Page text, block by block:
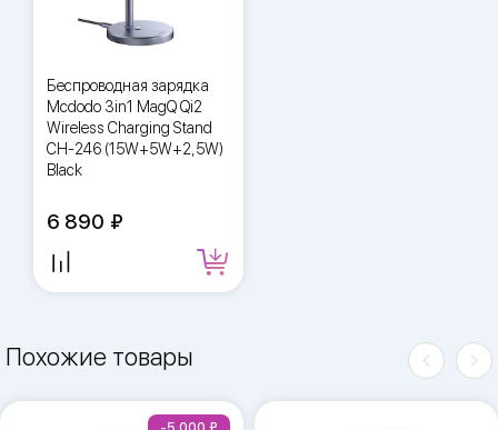
Беспроводная зарядка
Mcdodo 3in1 MagQ Qi2
Wireless Charging Stand
CH-246 (15W+5W+2,5W)
Black
6 890
Похожие товары